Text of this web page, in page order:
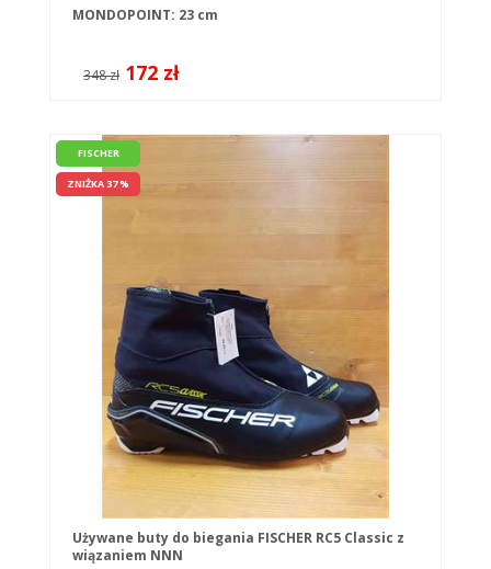
MONDOPOINT: 23 cm
348 zł 172 zł
FISCHER
ZNIŻKA 37 %
Używane buty do biegania FISCHER RC5 Classic z
wiązaniem NNN